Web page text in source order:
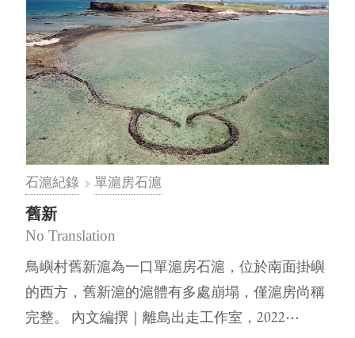
石滬紀錄 單滬房石滬
舊新
No Translation
鳥嶼村舊新滬為一口單滬房石滬，位於南面掛嶼
的西方，舊新滬的滬體有多處崩塌，僅滬房尚稱
完整。 內文編撰｜離島出走工作室，2022⋯